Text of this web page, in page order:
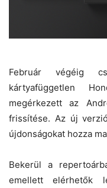
Február végéig
kártyafüggetlen
megérkezett az
frissítése. Az új
újdonságokat hozza
Bekerül a
emellett elérhetők